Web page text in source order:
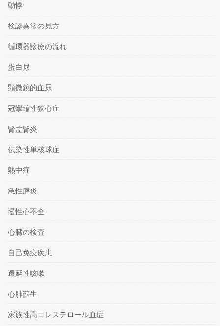
動悸
検診異常の見方
循環器診療の流れ
蛋白尿
顕微鏡的血尿
冠攣縮性狭心症
腎盂腎炎
伝染性単核球症
熱中症
急性膵炎
慢性心不全
心臓の検査
自己免疫疾患
遷延性咳嗽
心肺蘇生
家族性高コレステロール血症